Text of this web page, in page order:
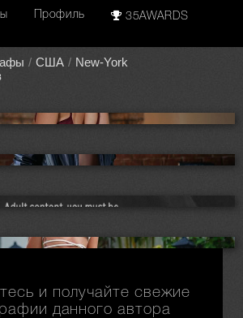
Профиль 35AWARDS
США
New-York
и получайте свежие
данного автора